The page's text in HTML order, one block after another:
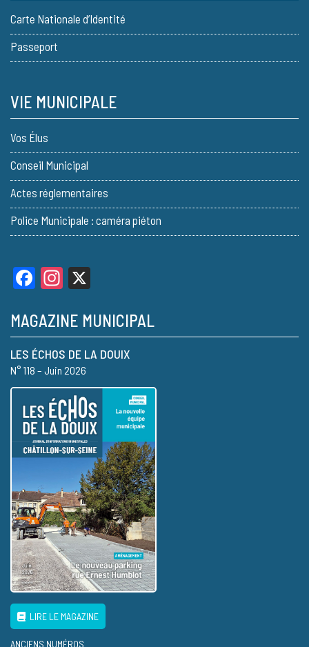
Carte Nationale d’Identité
Passeport
VIE MUNICIPALE
Vos Élus
Conseil Municipal
Actes réglementaires
Police Municipale : caméra piéton
FacebookInstagram
MAGAZINE MUNICIPAL
LES ÉCHOS DE LA DOUIX
N° 118 – Juin 2026
LIRE LE MAGAZINE
ANCIENS NUMÉROS